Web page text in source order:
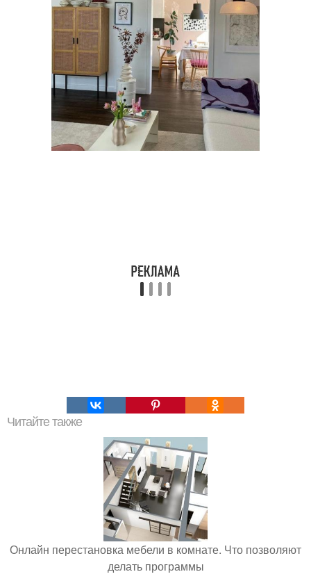
Читайте также
Онлайн перестановка мебели в комнате. Что позволяют
делать программы